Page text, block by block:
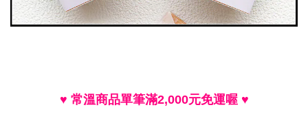
♥ 常溫商品單筆滿2,000元免運喔♥